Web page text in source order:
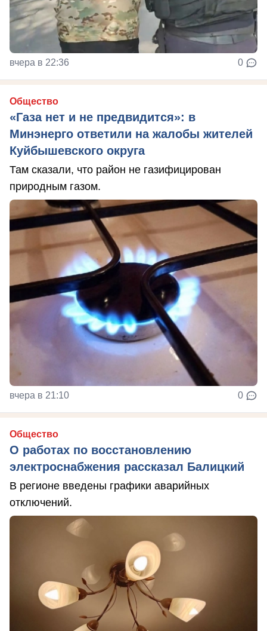
вчера в 22:36 0
Общество
«Газа нет и не предвидится»: в
Минэнерго ответили на жалобы жителей
Куйбышевского округа
Там сказали, что район не газифицирован
природным газом.
вчера в 21:10 0
Общество
О работах по восстановлению
электроснабжения рассказал Балицкий
В регионе введены графики аварийных
отключений.